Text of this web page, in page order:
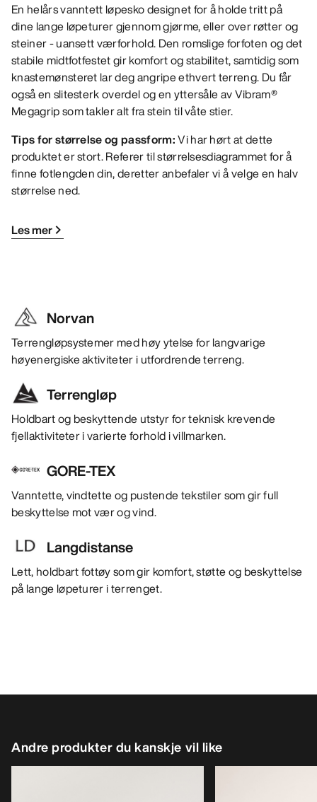
En helårs vanntett løpesko designet for å holde tritt på
dine lange løpeturer gjennom gjørme, eller over røtter og
steiner - uansett værforhold. Den romslige forfoten og det
stabile midtfotfestet gir komfort og stabilitet, samtidig som
knastemønsteret lar deg angripe ethvert terreng. Du får
også en slitesterk overdel og en yttersåle av Vibram®
Megagrip som takler alt fra stein til våte stier.
Tips for størrelse og passform:Vi har hørt at dette
produktet er stort. Referer til størrelsesdiagrammet for å
finne fotlengden din, deretter anbefaler vi å velge en halv
størrelse ned.
Les mer
Norvan
Terrengløpsystemer med høy ytelse for langvarige
høyenergiske aktiviteter i utfordrende terreng.
Terrengløp
Holdbart og beskyttende utstyr for teknisk krevende
fjellaktiviteter i varierte forhold i villmarken.
GORE-TEX
Vanntette, vindtette og pustende tekstiler som gir full
beskyttelse mot vær og vind.
Langdistanse
Lett, holdbart fottøy som gir komfort, støtte og beskyttelse
på lange løpeturer i terrenget.
Andre produkter du kanskje vil like